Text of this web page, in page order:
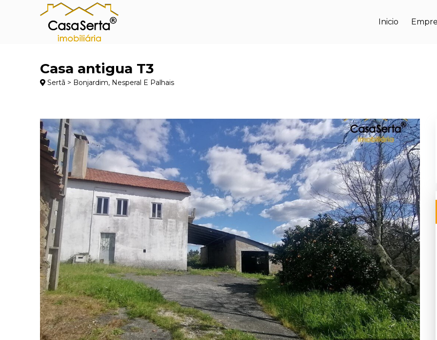
Inicio
Casa antigua T3
Sertã > Bonjardim, Nesperal E Palhais